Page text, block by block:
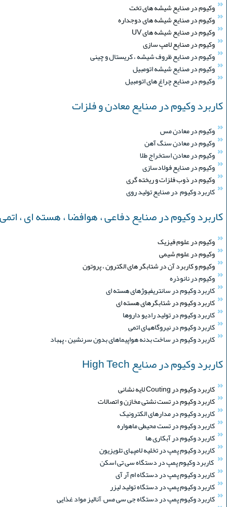
وکیوم در صنایع شیشه های تخت
وکیوم در صنایع شیشه های دوجداره
وکیوم در صنایع شیشه های UV
وکیوم در صنایع لامپ سازی
وکیوم در صنایع ظروف شیشه ، کریستال و چینی
وکیوم در صنایع شیشه اتومبیل
وکیوم در صنایع چراغ های اتومبیل
کاربرد وکیوم در صنایع معادن و فلزات
وکیوم در معادن مس
وکیوم در معادن سنگ آهن
وکیوم در معادن استخراج طلا
وکیوم در صنایع فولادسازی
وکیوم در ذوب فلزات و ریخته گری
کاربرد وکیوم در صنایع تولید روی
کاربرد وکیوم در صنایع دفاعی ، هوافضا ، هسته ای ، اتمی
وکیوم در علوم فیزیک
وکیوم در علوم شیمی
وکیوم و کاربرد آن در شتابگر های الکترون ، پروتون
وکیوم در نانوذره
کاربرد وکیوم در سانتریفیوژهای هسته ای
کاربرد وکیوم در شتابگرهای هسته ای
کاربرد وکیوم در تولید رادیو داروها
کاربرد وکیوم در نیروگاههای اتمی
کاربرد وکیوم در ساخت بدنه هواپیماهای بدون سرنشین ، پهباد
کاربرد وکیوم در صنایع High Tech
کاربرد وکیوم در Couting لایه نشانی
کاربرد وکیوم در تست نشتی مخازن و اتصالات
کاربرد وکیوم در مدارهای الکترونیک
کاربرد وکیوم در تست محیطی ماهواره
کاربرد وکیوم در آبکاری ها
کاربرد وکیوم پمپ در تخلیه لامپهای تلویزیون
کاربرد وکیوم پمپ در دستگاه سی تی اسکن
کاربرد وکیوم پمپ در دستگاه ام آر آی
کاربرد وکیوم پمپ در دستگاه تولید لیزر
کاربرد وکیوم پمپ در دستگاه جی سی مس –آنالیز مواد غذایی